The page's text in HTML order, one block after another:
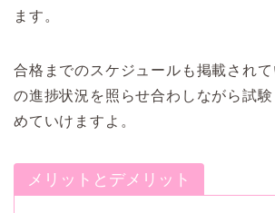
ます。
合格までのスケジュールも掲載され
の進捗状況を照らせ合わしながら試
めていけますよ。
メリットとデメリット